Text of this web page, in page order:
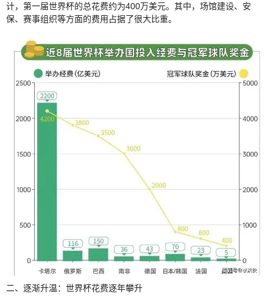
计，第一届世界杯的总花费约为400万美元。其中，场馆建设、安
保、赛事组织等方面的费用占据了很大比重。
二、逐渐升温：世界杯花费逐年攀升